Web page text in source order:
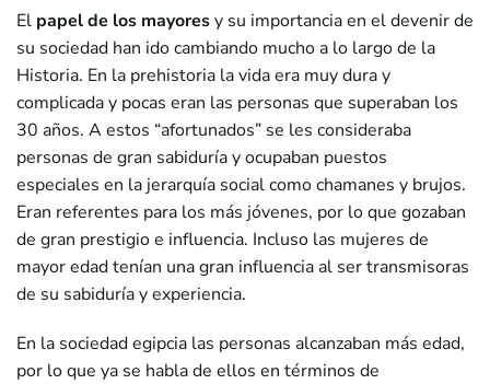
El papel de los mayoresy su importancia en el devenir de
su sociedad han ido cambiando mucho a lo largo de la
Historia. En la prehistoria la vida era muy dura y
complicada y pocas eran las personas que superaban los
30 años. A estos “afortunados” se les consideraba
personas de gran sabiduría y ocupaban puestos
especiales en la jerarquía social como chamanes y brujos.
Eran referentes para los más jóvenes, por lo que gozaban
de gran prestigio e influencia. Incluso las mujeres de
mayor edad tenían una gran influencia al ser transmisoras
de su sabiduría y experiencia.
En la sociedad egipcia las personas alcanzaban más edad,
por lo que ya se habla de ellos en términos de